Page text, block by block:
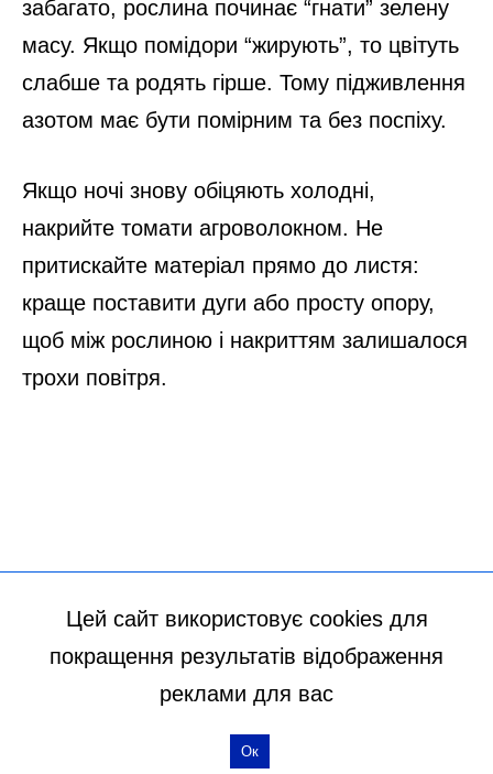
Цей сайт використовує cookies для
покращення результатів відображення
реклами для вас
Ок